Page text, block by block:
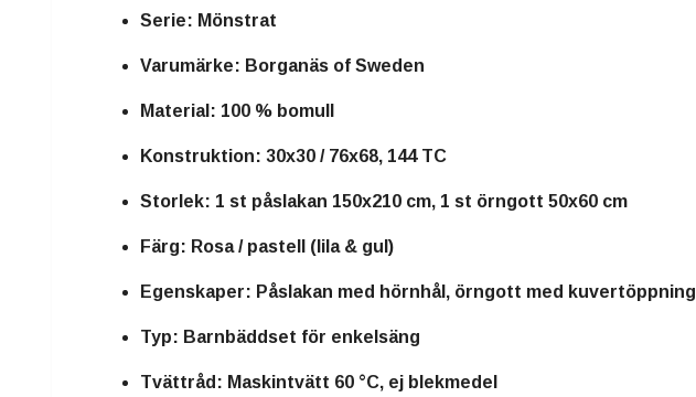
Serie: Mönstrat
Varumärke: Borganäs of Sweden
Material: 100 % bomull
Konstruktion: 30x30 / 76x68, 144 TC
Storlek: 1 st påslakan 150x210 cm, 1 st örngott 50x60 cm
Färg: Rosa / pastell (lila & gul)
Egenskaper: Påslakan med hörnhål, örngott med kuvertöppning
Typ: Barnbäddset för enkelsäng
Tvättråd: Maskintvätt 60 °C, ej blekmedel